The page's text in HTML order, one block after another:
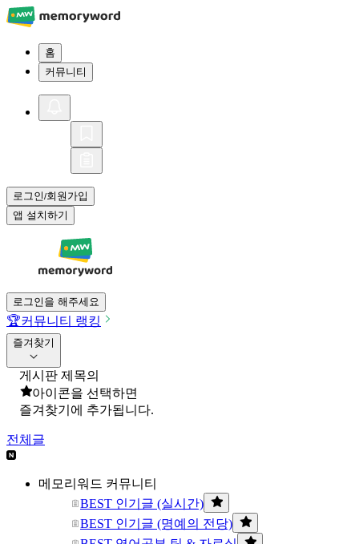
홈
커뮤니티
로그인/회원가입
앱 설치하기
로그인을 해주세요
🏆커뮤니티 랭킹
즐겨찾기
게시판 제목의
아이콘을 선택하면
즐겨찾기에 추가됩니다.
전체글
메모리워드 커뮤니티
BEST 인기글 (실시간)
BEST 인기글 (명예의 전당)